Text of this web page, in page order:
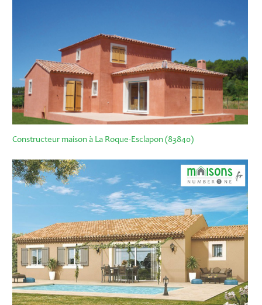
Constructeur maison à La Roque-Esclapon (83840)